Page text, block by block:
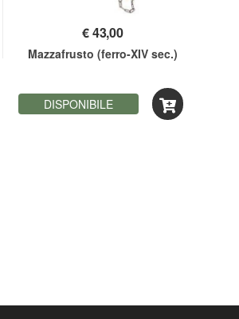
€43,00
Mazzafrusto (ferro-XIV sec.)
DISPONIBILE